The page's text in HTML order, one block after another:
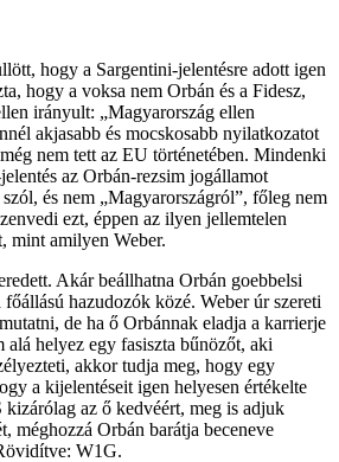
hogy a Sargentini-jelentésre adott igen
hogy a voksa nem Orbán és a Fidesz,
irányult: „Magyarország ellen
akjasabb és mocskosabb nyilatkozatot
nem tett az EU történetében. Mindenki
az Orbán-rezsim jogállamot
és nem „Magyarországról”, főleg nem
ezt, éppen az ilyen jellemtelen
mint amilyen Weber.
Akár beállhatna Orbán goebbelsi
főállású hazudozók közé. Weber úr szereti
de ha ő Orbánnak eladja a karrierje
alá helyez egy fasiszta bűnözőt, aki
akkor tudja meg, hogy egy
a kijelentéseit igen helyesen értékelte
az ő kedvéért, meg is adjuk
méghozzá Orbán barátja beceneve
W1G.